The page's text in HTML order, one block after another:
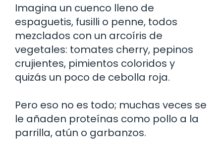
Imagina un cuenco lleno de
espaguetis, fusilli o penne, todos
mezclados con un arcoíris de
vegetales: tomates cherry, pepinos
crujientes, pimientos coloridos y
quizás un poco de cebolla roja.
Pero eso no es todo; muchas veces se
le añaden proteínas como pollo a la
parrilla, atún o garbanzos.